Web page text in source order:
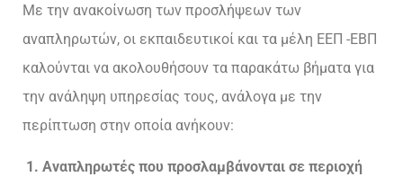
Με την ανακοίνωση των προσλήψεων των
αναπληρωτών, οι εκπαιδευτικοί και τα μέλη ΕΕΠ -ΕΒΠ
καλούνται να ακολουθήσουν τα παρακάτω βήματα για
την ανάληψη υπηρεσίας τους, ανάλογα με την
περίπτωση στην οποία ανήκουν:
1. Αναπληρωτές που προσλαμβάνονται σε περιοχή